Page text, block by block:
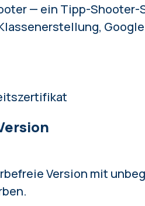
— ein Tipp-Shooter-
Version mit